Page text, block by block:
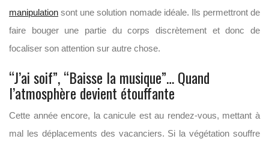
manipulation sont une solution nomade idéale. Ils permettront de
faire bouger une partie du corps discrètement et donc de
focaliser son attention sur autre chose.
“J’ai soif”, “Baisse la musique”… Quand
l’atmosphère devient étouffante
Cette année encore, la canicule est au rendez-vous, mettant à
mal les déplacements des vacanciers. Si la végétation souffre